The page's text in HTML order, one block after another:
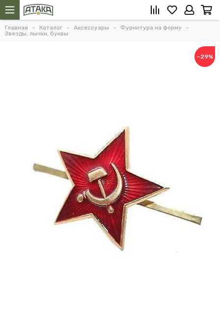
Главная Каталог Аксессуары
Фурнитура на форму
Звезды, лычки, буквы
−29%